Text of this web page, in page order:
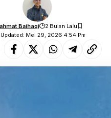
Mei 29, 2026 4:54 Pm
Baihaqi 2 Bulan Lalu